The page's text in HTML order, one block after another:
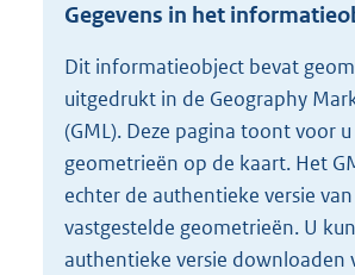
r
o
t
t
e
7
8
K
Gegevens in het
Dit informatieobject bevat
uitgedrukt in de Geography
(GML). Deze pagina toont voor
geometrieën op de kaart. Het
echter de authentieke versie
vastgestelde geometrieën. U
authentieke versie downloaden